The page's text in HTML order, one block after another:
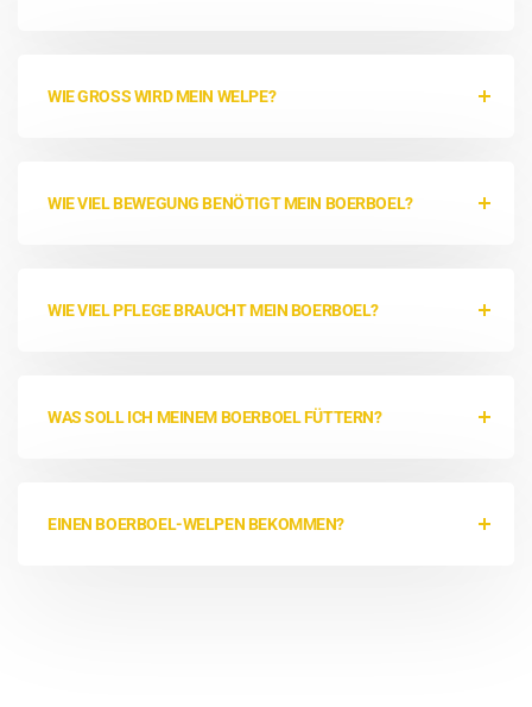
WIE GROSS WIRD MEIN WELPE?
WIE VIEL BEWEGUNG BENÖTIGT MEIN BOERBOEL?
WIE VIEL PFLEGE BRAUCHT MEIN BOERBOEL?
WAS SOLL ICH MEINEM BOERBOEL FÜTTERN?
EINEN BOERBOEL-WELPEN BEKOMMEN?